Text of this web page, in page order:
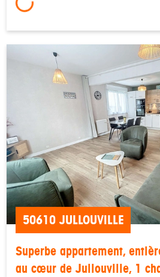
50610 JULLOUVILLE
Superbe appartement,
au cœur de Jullouville, 1